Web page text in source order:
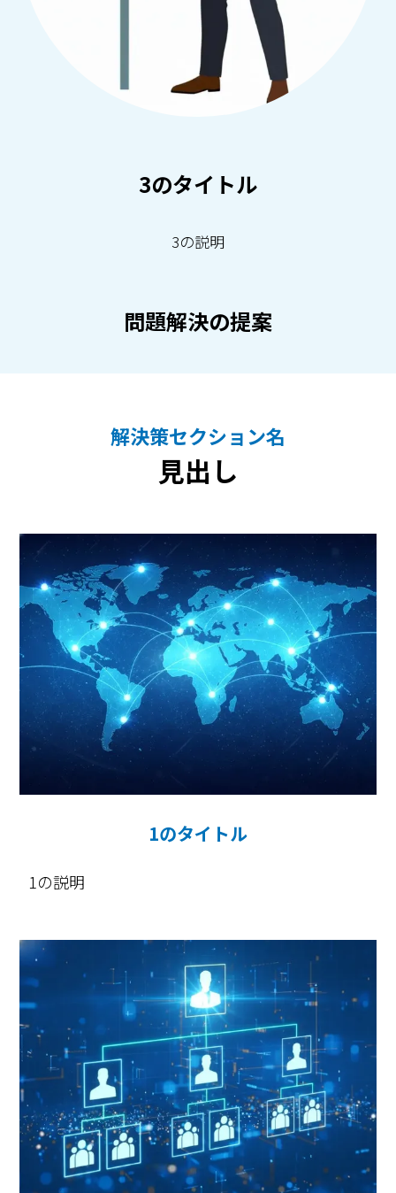
3のタイトル
3の説明
問題解決の提案
解決策セクション名
見出し
1のタイトル
1の説明